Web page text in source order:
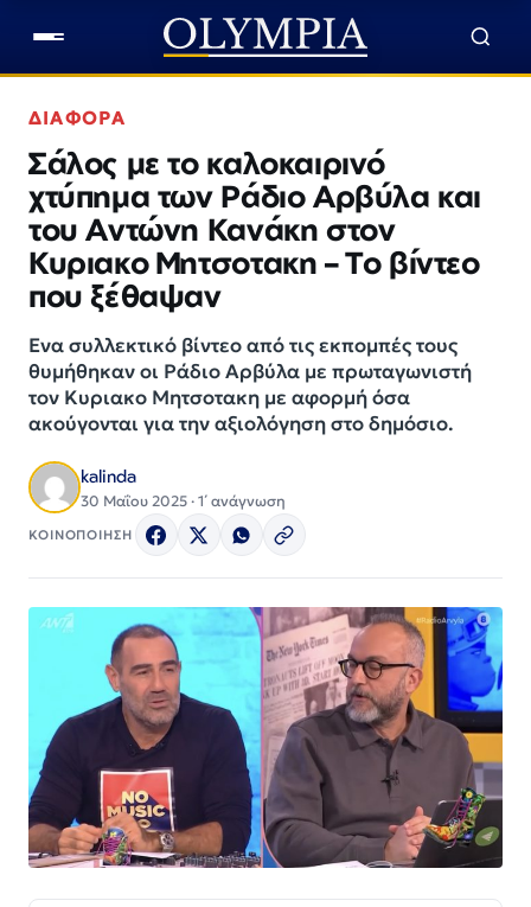
ΔΙΑΦΟΡΑ
Σάλος με το καλοκαιρινό
χτύπημα των Ράδιο Αρβύλα και
του Αντώνη Κανάκη στον
Κυριακο Μητσοτακη – Το βίντεο
που ξέθαψαν
Ενα συλλεκτικό βίντεο από τις εκπομπές τους
θυμήθηκαν οι Ράδιο Αρβύλα με πρωταγωνιστή
τον Κυριακο Μητσοτακη με αφορμή όσα
ακούγονται για την αξιολόγηση στο δημόσιο.
kalinda
30 Μαΐου 2025 · 1΄ ανάγνωση
ΚΟΙΝΟΠΟΙΗΣΗ